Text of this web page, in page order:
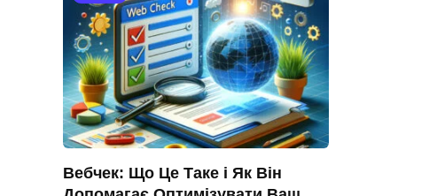
Вебчек: Що Це Таке і Як Він